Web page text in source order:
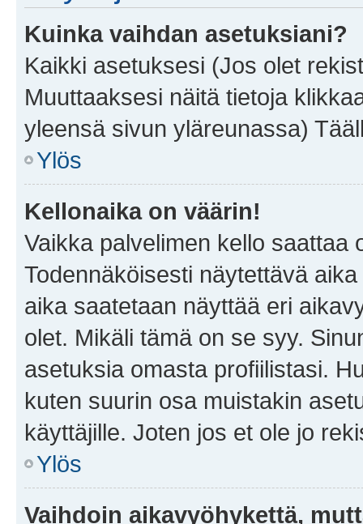
Kuinka vaihdan asetuksiani?
Kaikki asetuksesi (Jos olet
Muuttaaksesi näitä tietoja
yleensä sivun yläreunassa)
Ylös
Kellonaika on väärin!
Vaikka palvelimen kello saattaa
Todennäköisesti näytettävä
aika saatetaan näyttää eri
olet. Mikäli tämä on se syy.
asetuksia omasta profiilistasi.
kuten suurin osa muistakin
käyttäjille. Joten jos et ole jo
Ylös
Vaihdoin aikavyöhykettä,